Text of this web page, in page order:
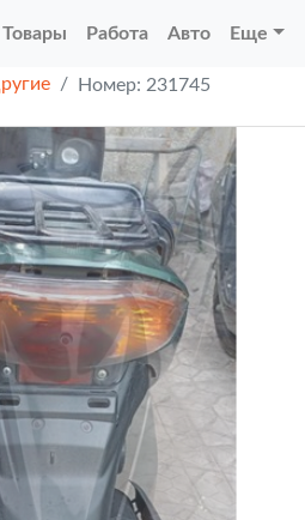
Товары Работа Авто Еще
Номер: 231745